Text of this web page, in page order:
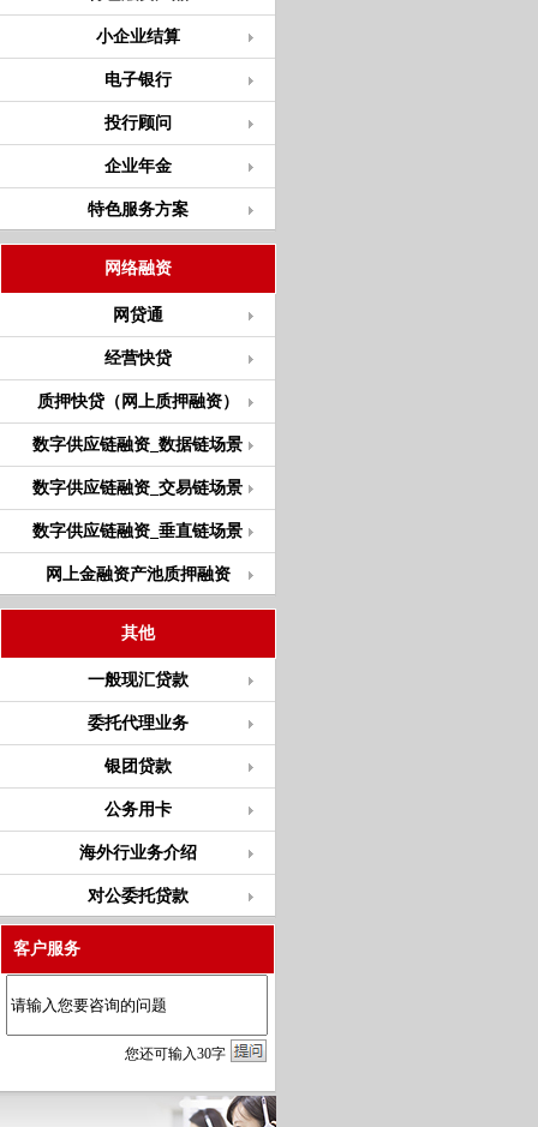
小企业结算
电子银行
投行顾问
企业年金
特色服务方案
网络融资
网贷通
经营快贷
质押快贷（网上质押融资）
数字供应链融资_数据链场景
数字供应链融资_交易链场景
数字供应链融资_垂直链场景
网上金融资产池质押融资
其他
一般现汇贷款
委托代理业务
银团贷款
公务用卡
海外行业务介绍
对公委托贷款
客户服务
您还可输入30字